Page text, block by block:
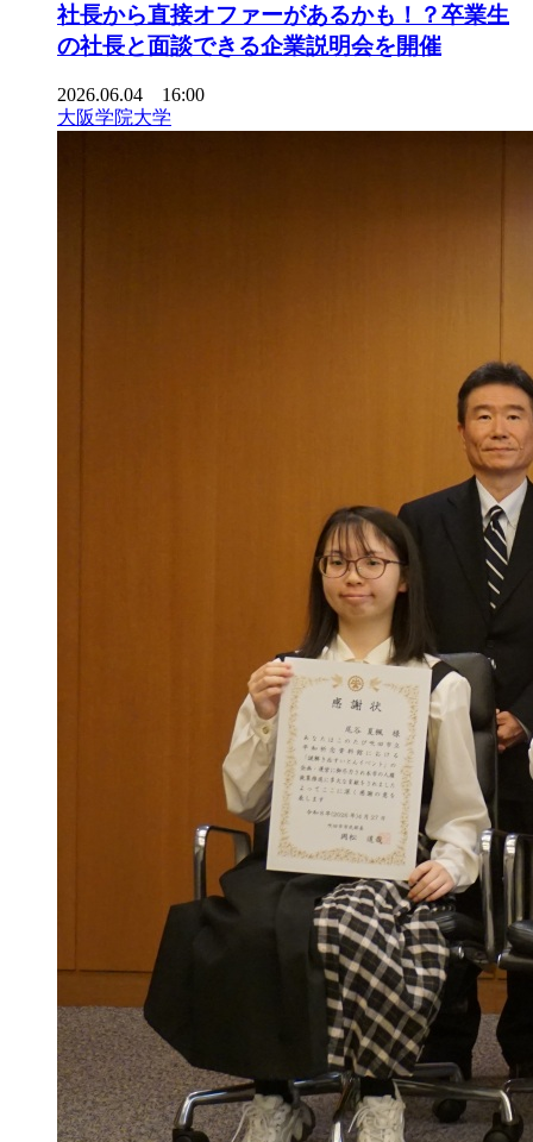
社長から直接オファーがあるかも！？卒業生
の社長と面談できる企業説明会を開催
2026.06.04 16:00
大阪学院大学